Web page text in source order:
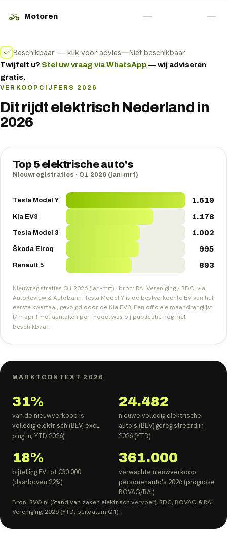
Motoren
Beschikbaar — klik voor advies Niet beschikbaar
Twijfelt u? Stel uw vraag via WhatsApp — wij adviseren
gratis.
VERKOOPCIJFERS 2026
Dit rijdt elektrisch Nederland in
2026
Top 5 elektrische auto's
Nieuwregistraties · Q1 2026 (jan–mrt)
Tesla Model Y 1.619
Kia EV3 1.178
Tesla Model 3 1.002
Škoda Elroq 995
Renault 5 893
Nieuwregistraties Q1 2026 (jan–mrt) · bron: RAI Vereniging / RDC, via
AutoReview & Autobahn. Tesla Model Y is de bestverkochte EV van het
eerste kwartaal, gevolgd door de Kia EV3. Een officiële maandranglijst
t/m april met aantallen per model was bij publicatie nog niet
beschikbaar.
MARKTCONTEXT 2026
31%
van de nieuwverkoop is
volledig elektrisch (BEV, excl.
plug-in; YTD 2026)
24.482
nieuwe volledig elektrische
auto's (BEV) geregistreerd in
2026 (YTD)
18%
bijtelling EV tot €30.000
(daarboven 22%)
361.000
verwachte nieuwverkoop
personenauto's 2026 (prognose
BOVAG/RAI)
Bron: RVO.nl (Stand van zaken elektrisch vervoer), RDC, BOVAG & RAI
Vereniging, 2026 (YTD, peildatum Q1).